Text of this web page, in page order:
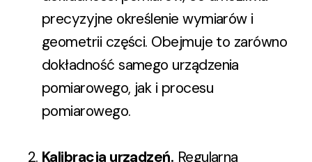
precyzyjne określenie wymiarów i
geometrii części. Obejmuje to zarówno
dokładność samego urządzenia
pomiarowego, jak i procesu
pomiarowego.
Kalibracja urządzeń. Regularna